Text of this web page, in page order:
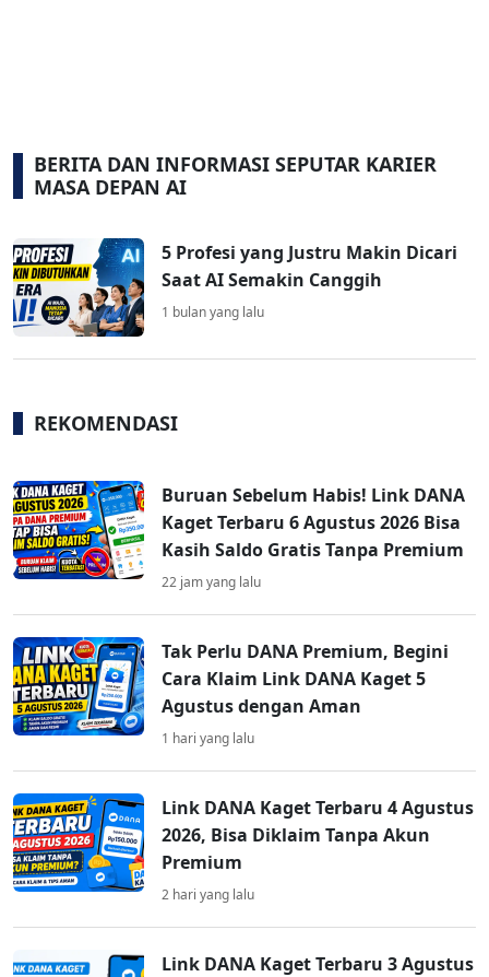
BERITA DAN INFORMASI SEPUTAR KARIER
MASA DEPAN AI
5 Profesi yang Justru Makin Dicari
Saat AI Semakin Canggih
1 bulan yang lalu
REKOMENDASI
Buruan Sebelum Habis! Link DANA
Kaget Terbaru 6 Agustus 2026 Bisa
Kasih Saldo Gratis Tanpa Premium
22 jam yang lalu
Tak Perlu DANA Premium, Begini
Cara Klaim Link DANA Kaget 5
Agustus dengan Aman
1 hari yang lalu
Link DANA Kaget Terbaru 4 Agustus
2026, Bisa Diklaim Tanpa Akun
Premium
2 hari yang lalu
Link DANA Kaget Terbaru 3 Agustus